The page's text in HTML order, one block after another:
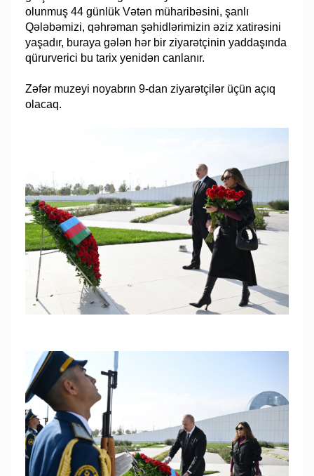
olunmuş 44 günlük Vətən müharibəsini, şanlı
Qələbəmizi, qəhrəman şəhidlərimizin əziz xatirəsini
yaşadır, buraya gələn hər bir ziyarətçinin yaddaşında
qürurverici bu tarix yenidən canlanır.
Zəfər muzeyi noyabrın 9-dan ziyarətçilər üçün açıq
olacaq.